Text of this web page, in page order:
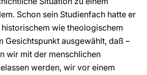
Schon sein Studienfach hatte er
wie theologischem
Gesichtspunkt ausgewählt, daß –
wir mit der menschlichen
werden, wir vor einem